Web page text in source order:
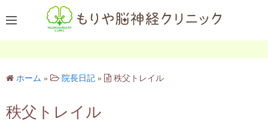
ン
へ
キ
ホーム » 院長日記 » 秩父トレイル
秩父トレイル